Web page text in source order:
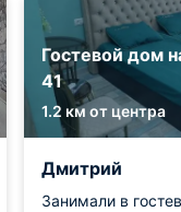
Гостевой дом
41
1.2 км от центра
Дмитрий
Занимали в